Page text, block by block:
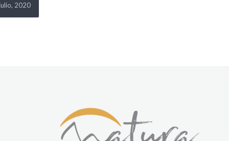
2020